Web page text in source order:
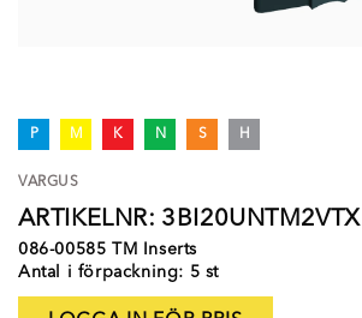
P M K N S H
VARGUS
ARTIKELNR: 3BI20UNTM2VTX
086-00585 TM Inserts
Antal i förpackning: 5 st